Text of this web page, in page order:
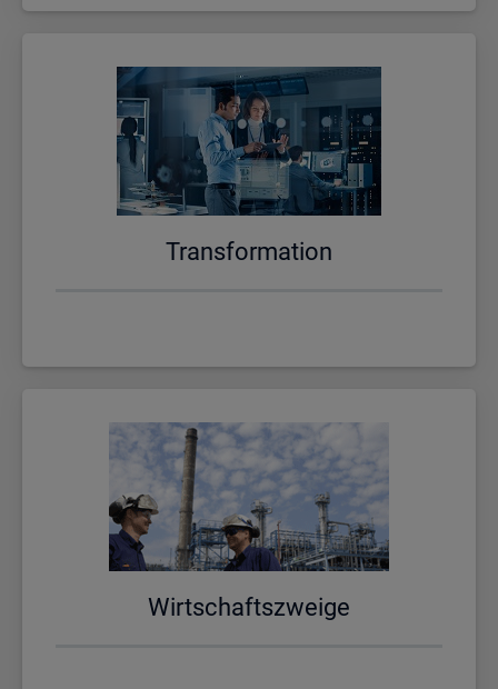
Trans­for­ma­ti­on
Wirt­schafts­zwei­ge